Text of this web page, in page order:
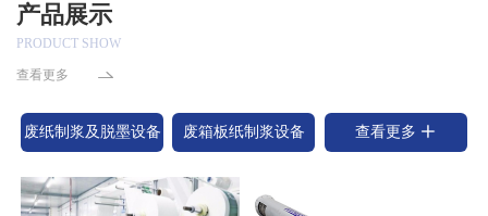
产品展示
PRODUCT SHOW
查看更多
废纸制浆及脱墨设备 废箱板纸制浆设备 查看更多